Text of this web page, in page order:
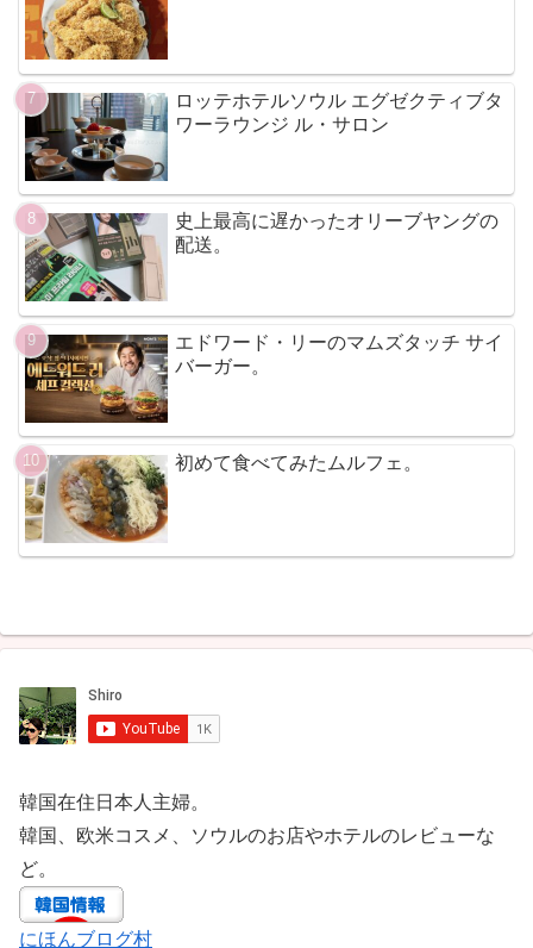
ロッテホテルソウル エグゼクティブタ
ワーラウンジ ル・サロン
史上最高に遅かったオリーブヤングの
配送。
エドワード・リーのマムズタッチ サイ
バーガー。
初めて食べてみたムルフェ。
韓国在住日本人主婦。
韓国、欧米コスメ、ソウルのお店やホテルのレビューな
ど。
にほんブログ村